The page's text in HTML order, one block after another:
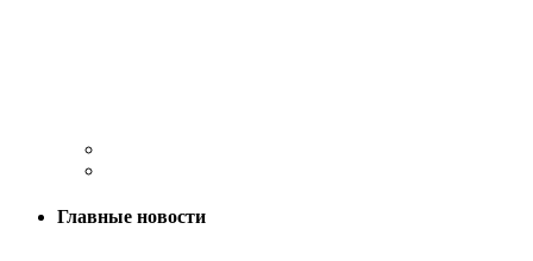
Главные новости